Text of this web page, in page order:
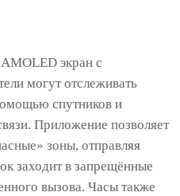
экран с
могут отслеживать
спутников и
Приложение позволяет
зоны, отправляя
заходит в запрещённые
вызова. Часы также